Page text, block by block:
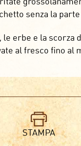
senza la
erbe e la scorza
al fresco fino al
STAMPA